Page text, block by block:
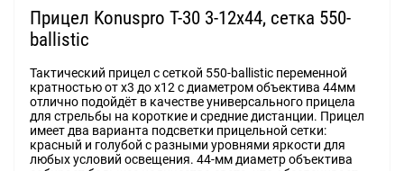
Прицел Konuspro T-30 3-12x44, сетка 550-
ballistic
Тактический прицел с сеткой 550-ballistic переменной
кратностью от x3 до x12 с диаметром объектива 44мм
отлично подойдёт в качестве универсального прицела
для стрельбы на короткие и средние дистанции. Прицел
имеет два варианта подсветки прицельной сетки:
красный и голубой с разными уровнями яркости для
любых условий освещения. 44-мм диаметр объектива